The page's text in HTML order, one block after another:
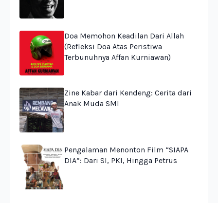
Doa Memohon Keadilan Dari Allah
(Refleksi Doa Atas Peristiwa
Terbunuhnya Affan Kurniawan)
Zine Kabar dari Kendeng: Cerita dari
Anak Muda SMI
Pengalaman Menonton Film “SIAPA
DIA”: Dari SI, PKI, Hingga Petrus